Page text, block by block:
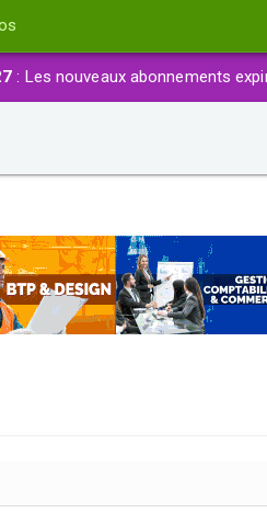
: Les nouveaux abonnements